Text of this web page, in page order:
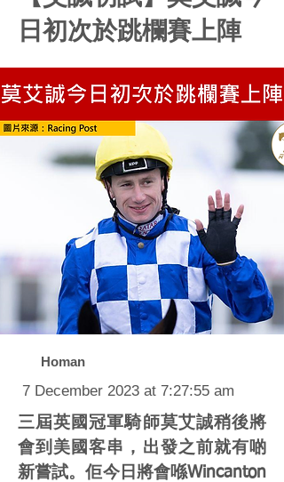
日初次於跳欄賽上陣
Homan
7 December 2023 at 7:27:55 am
三屆英國冠軍騎師莫艾誠稍後將
會到美國客串，出發之前就有啲
新嘗試。佢今日將會喺Wincanton